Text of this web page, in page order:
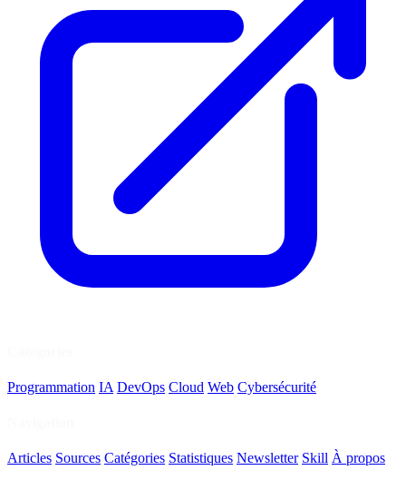
Programmation IA DevOps Cloud Web Cybersécurité
Articles Sources Catégories Statistiques Newsletter Skill À propos